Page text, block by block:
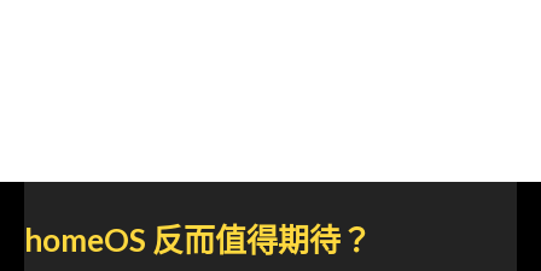
homeOS 反而值得期待？